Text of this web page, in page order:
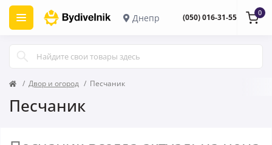
Днепр (050) 016-31-55 0
Двор и огород Песчаник
Песчаник